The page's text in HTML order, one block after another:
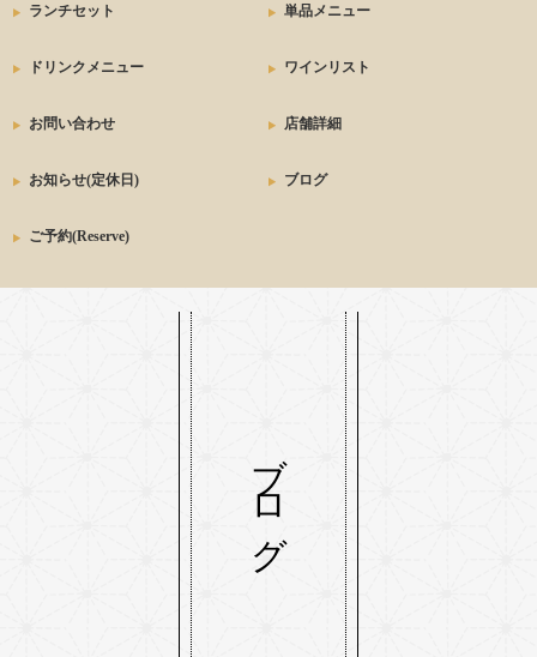
ランチセット 単品メニュー
ドリンクメニュー ワインリスト
お問い合わせ 店舗詳細
お知らせ(定休日) ブログ
ご予約(Reserve)
ブログ